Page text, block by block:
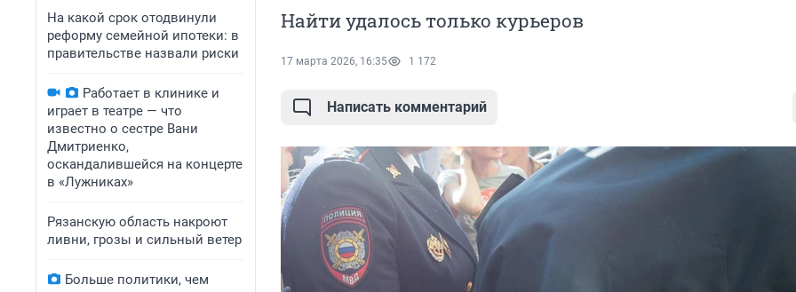
На какой срок отодвинули
реформу семейной ипотеки: в
правительстве назвали риски
Работает в клинике и
играет в театре — что
известно о сестре Вани
Дмитриенко,
оскандалившейся на концерте
в «Лужниках»
Рязанскую область накроют
ливни, грозы и сильный ветер
Больше политики, чем
Найти удалось только курьеров
17 марта 2026, 16:35 1 172
Написать комментарий